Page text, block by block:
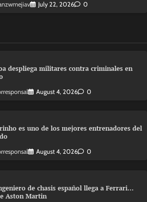
July 22, 2026 0
despliega militares contra criminales en
August 4, 2026 0
es uno de los mejores entrenadores del
August 4, 2026 0
de chasis español llega a Ferrari…
Aston Martin